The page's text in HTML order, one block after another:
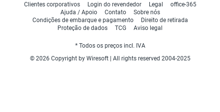
Clientes corporativos Login do revendedor Legal
office-365
Ajuda / Apoio
Contato
Sobre nós
Condições de embarque e pagamento
Direito de retirada
Proteção de dados
TCG Aviso legal
* Todos os preços incl. IVA
© 2026 Copyright by Wiresoft | All rights reserved 2004-2025